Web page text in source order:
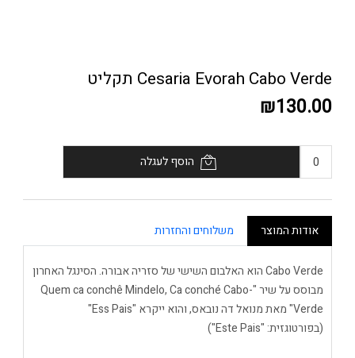
Cesaria Evorah Cabo Verde תקליט
₪130.00
הוסף לעגלה
אודות המוצר משלוחים והחזרות
Cabo Verde הוא האלבום השישי של סזריה אבורה. הסינגל האחרון
מבוסס על שיר "Quem ca conchê Mindelo, Ca conché Cabo-
Verde" מאת מנואל דה נובאס, והוא ייקרא "Ess Pais"
(בפורטוגזית: "Este Pais")